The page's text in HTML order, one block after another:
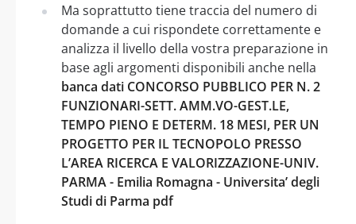
Ma soprattutto tiene traccia del numero di
domande a cui rispondete correttamente e
analizza il livello della vostra preparazione in
base agli argomenti disponibili anche nella
banca dati CONCORSO PUBBLICO PER N. 2
FUNZIONARI-SETT. AMM.VO-GEST.LE,
TEMPO PIENO E DETERM. 18 MESI, PER UN
PROGETTO PER IL TECNOPOLO PRESSO
L’AREA RICERCA E VALORIZZAZIONE-UNIV.
PARMA - Emilia Romagna - Universita’ degli
Studi di Parma pdf